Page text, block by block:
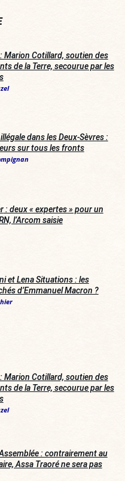
Marion Cotillard, soutien des
de la Terre, secourue par les
dans les Deux-Sèvres :
sur tous les fronts
: deux « expertes » pour un
l’Arcom saisie
et Lena Situations : les
d’Emmanuel Macron ?
Marion Cotillard, soutien des
de la Terre, secourue par les
: contrairement au
Assa Traoré ne sera pas